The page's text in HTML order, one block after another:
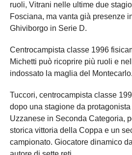
ruoli, Vitrani nelle ultime due
Fosciana, ma vanta già presenze
Ghiviborgo in Serie D.
Centrocampista classe 1996
Michetti può ricoprire più ruoli e
indossato la maglia del Montecarlo.
Tuccori, centrocampista classe
dopo una stagione da
Uzzanese in Seconda Categoria,
storica vittoria della Coppa e un
campionato. Giocatore dinamico